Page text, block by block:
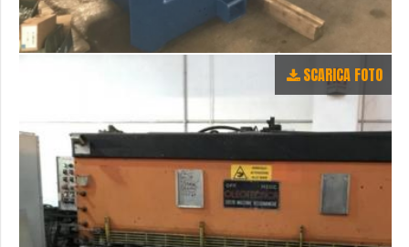
SCARICA FOTO